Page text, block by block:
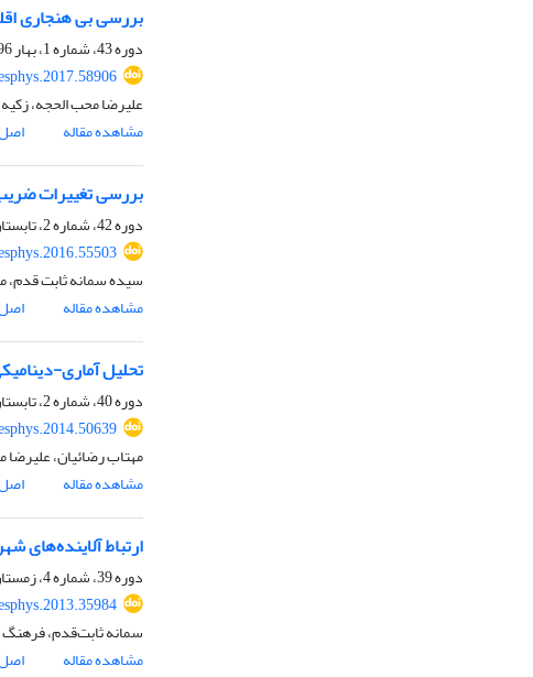
بررسی بی هنجاری اقلیمی ایران در
دوره 43، شماره 1، بهار 1396، صفحه
علیرضا محب الحجه،
مشاهده مقاله
بررسی تغییرات
دوره 42، شماره 2، تابستان 1395، صفحه
سیده سمانه ثابت
مشاهده مقاله
تحلیل آماری-
دوره 40، شماره 2، تابستان 1393، صفحه
مهتاب رضائیان،
مشاهده مقاله
ارتباط آلاینده‌های
دوره 39، شماره 4، زمستان 1392، صفحه
سمانه ثابت‌قدم، فرهنگ
مشاهده مقاله